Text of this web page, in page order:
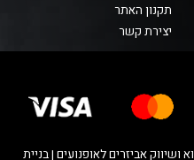
תקנון האתר
יצירת קשר
ושיווק אביזרים לאופנועים | בניית